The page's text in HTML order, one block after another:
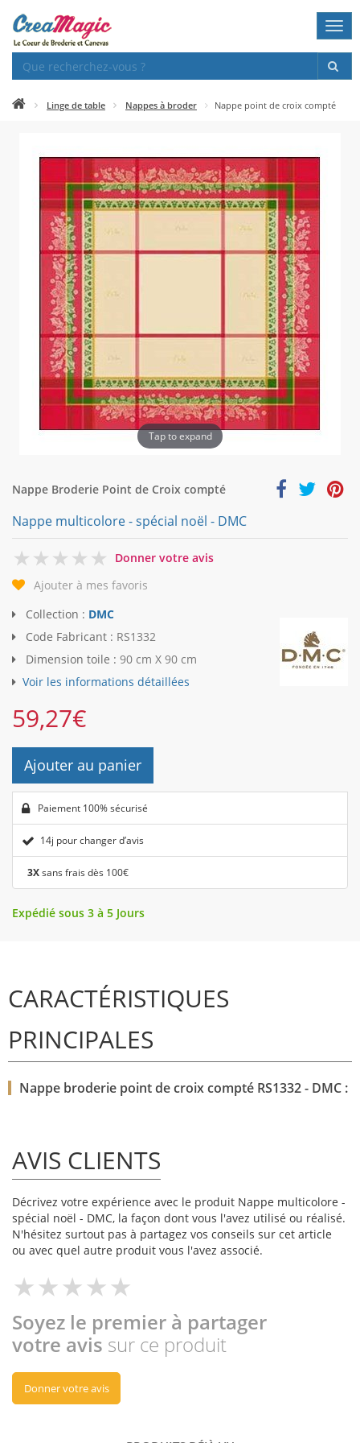
Linge de table Nappes à broder Nappe point de croix compté
Tap to expand
Nappe Broderie Point de Croix compté
Nappe multicolore - spécial noël - DMC
0
Donner votre avis
Ajouter à mes favoris
Collection : DMC
Code Fabricant : RS1332
Dimension toile : 90 cm X 90 cm
Voir les informations détaillées
59,27€
Ajouter au panier
Paiement 100% sécurisé
14j pour changer d’avis
3Xsans frais dès 100€
Expédié sous 3 à 5 Jours
CARACTÉRISTIQUES
PRINCIPALES
Nappe broderie point de croix compté RS1332 - DMC :
AVIS CLIENTS
Décrivez votre expérience avec le produit Nappe multicolore -
spécial noël - DMC, la façon dont vous l'avez utilisé ou réalisé.
N'hésitez surtout pas à partagez vos conseils sur cet article
ou avec quel autre produit vous l'avez associé.
Soyez le premier à partager
votre avis sur ce produit
Donner votre avis